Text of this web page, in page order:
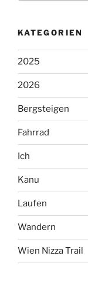
KATEGORIEN
2025
2026
Bergsteigen
Fahrrad
Ich
Kanu
Laufen
Wandern
Wien Nizza Trail